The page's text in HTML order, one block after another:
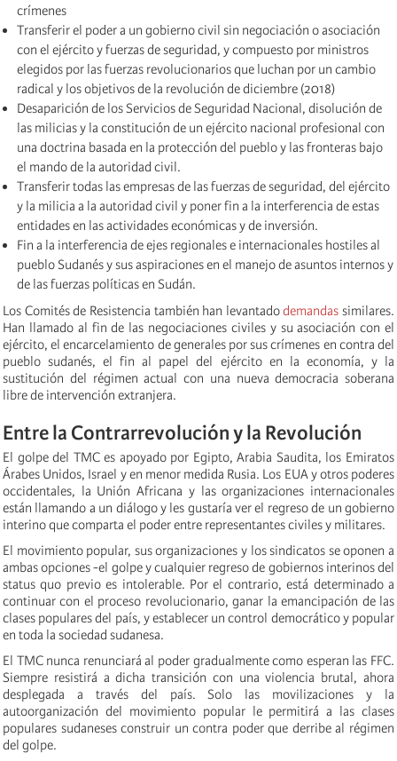
crímenes
Transferir el poder a un gobierno civil sin negociación o asociación
con el ejército y fuerzas de seguridad, y compuesto por ministros
elegidos por las fuerzas revolucionarios que luchan por un cambio
radical y los objetivos de la revolución de diciembre (2018)
Desaparición de los Servicios de Seguridad Nacional, disolución de
las milicias y la constitución de un ejército nacional profesional con
una doctrina basada en la protección del pueblo y las fronteras bajo
el mando de la autoridad civil.
Transferir todas las empresas de las fuerzas de seguridad, del ejército
y la milicia a la autoridad civil y poner fin a la interferencia de estas
entidades en las actividades económicas y de inversión.
Fin a la interferencia de ejes regionales e internacionales hostiles al
pueblo Sudanés y sus aspiraciones en el manejo de asuntos internos y
de las fuerzas políticas en Sudán.
Los Comités de Resistencia también han levantadodemandas similares.
Han llamado al fin de las negociaciones civiles y su asociación con el
ejército, el encarcelamiento de generales por sus crímenes en contra del
pueblo sudanés, el fin al papel del ejército en la economía, y la
sustitución del régimen actual con una nueva democracia soberana
libre de intervención extranjera.
Entre la Contrarrevolución y la Revolución
El golpe del TMC es apoyado por Egipto, Arabia Saudita, los Emiratos
Árabes Unidos, Israel y en menor medida Rusia. Los EUA y otros poderes
occidentales, la Unión Africana y las organizaciones internacionales
están llamando a un diálogo y les gustaría ver el regreso de un gobierno
interino que comparta el poder entre representantes civiles y militares.
El movimiento popular, sus organizaciones y los sindicatos se oponen a
ambas opciones -el golpe y cualquier regreso de gobiernos interinos del
status quo previo es intolerable. Por el contrario, está determinado a
continuar con el proceso revolucionario, ganar la emancipación de las
clases populares del país, y establecer un control democrático y popular
en toda la sociedad sudanesa.
El TMC nunca renunciará al poder gradualmente como esperan las FFC.
Siempre resistirá a dicha transición con una violencia brutal, ahora
desplegada a través del país. Solo las movilizaciones y la
autoorganización del movimiento popular le permitirá a las clases
populares sudaneses construir un contra poder que derribe al régimen
del golpe.